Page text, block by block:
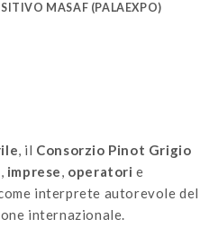
MASAF (PALAEXPO)
, il Consorzio Pinot Grigio
, imprese, operatori e
interprete autorevole del
internazionale.